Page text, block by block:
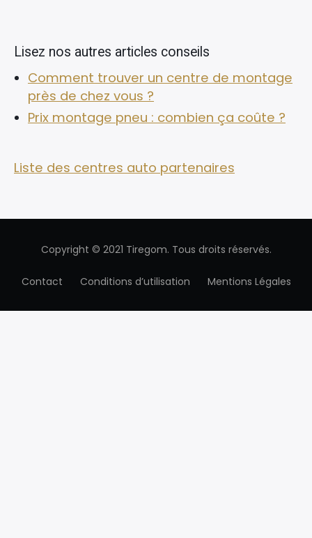
Lisez nos autres articles conseils
Comment trouver un centre de montage
près de chez vous ?
Prix montage pneu : combien ça coûte ?
Liste des centres auto partenaires
Copyright © 2021 Tiregom. Tous droits réservés.
Contact Conditions d’utilisation Mentions Légales